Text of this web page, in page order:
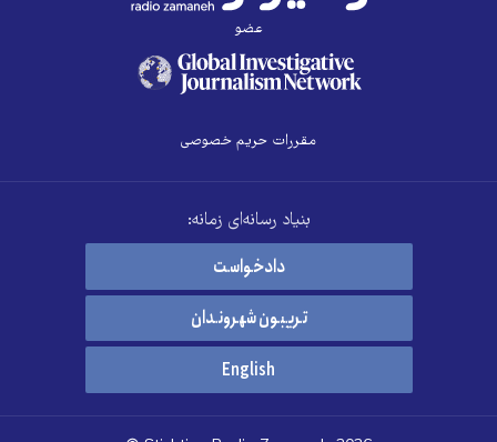
عضو
مقررات حریم خصوصی
بنیاد رسانه‌ای زمانه:
دادخواست
تریبون شهروندان
English